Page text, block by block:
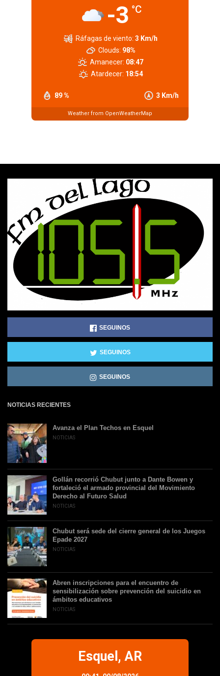
-3 °C
89 % 3 Km/h
Ráfagas de viento: 3 Km/h
Clouds: 98%
Amanecer: 08:47
Atardecer: 18:54
Weather from OpenWeatherMap
SEGUINOS
SEGUINOS
SEGUINOS
NOTICIAS RECIENTES
Avanza el Plan Techos en Esquel
NOTICIAS
Gollán recorrió Chubut junto a Dante Bowen y
fortaleció el armado provincial del Movimiento
Derecho al Futuro Salud
NOTICIAS
Chubut será sede del cierre general de los Juegos
Epade 2027
NOTICIAS
Abren inscripciones para el encuentro de
sensibilización sobre prevención del suicidio en
ámbitos educativos
NOTICIAS
Esquel, AR